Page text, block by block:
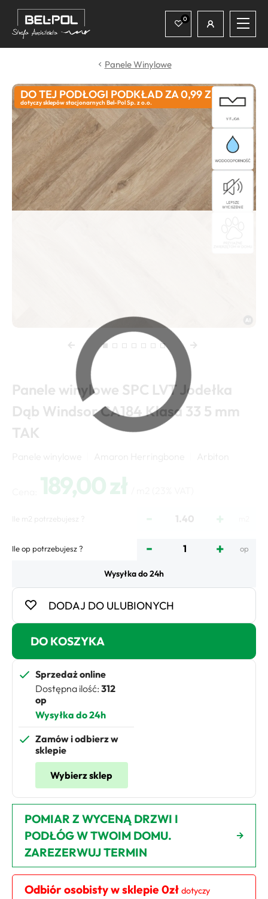
Współpraca
Wydarzenia
Konkursy
Inspiracje
Kontakt
Bel-Pol.pl
Panele Winylowe
Panele winylowe SPC LVT Jodełka
Dąb Windsor CA184 Klasa 33 5 mm
TAK
189,00 zł
Wysyłka do 24h
Ile m2 potrzebujesz ? - +
Ile op potrzebujesz ? - + op
DODAJ DO ULUBIONYCH
DO KOSZYKA
Sprzedaż online
Dostępna ilość: 312
op
Wysyłka do 24h
Zamów i odbierz w
sklepie
Wybierz sklep
POMIAR Z WYCENĄ DRZWI I
PODŁÓG W TWOIM DOMU.
ZAREZERWUJ TERMIN
Odbiór osobisty w sklepie 0zł dotyczy
DO TEJ PODŁOGI PODKŁAD ZA 0,99 ZŁ
dotyczy sklepów stacjonarnych Bel-Pol Sp. z o.o.